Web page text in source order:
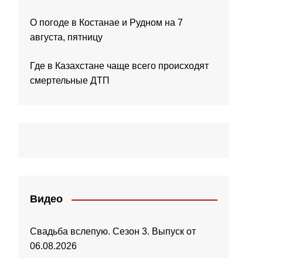
О погоде в Костанае и Рудном на 7
августа, пятницу
Где в Казахстане чаще всего происходят
смертельные ДТП
Видео
Свадьба вслепую. Сезон 3. Выпуск от
06.08.2026